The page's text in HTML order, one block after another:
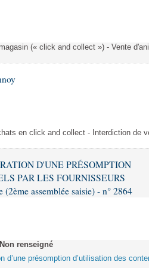
(« click and collect ») - Vente
en click and collect - Interdiction de
D'UNE PRÉSOMPTION
PAR LES FOURNISSEURS
assemblée saisie) - n° 2864
Non renseigné
d’une présomption d’utilisation des